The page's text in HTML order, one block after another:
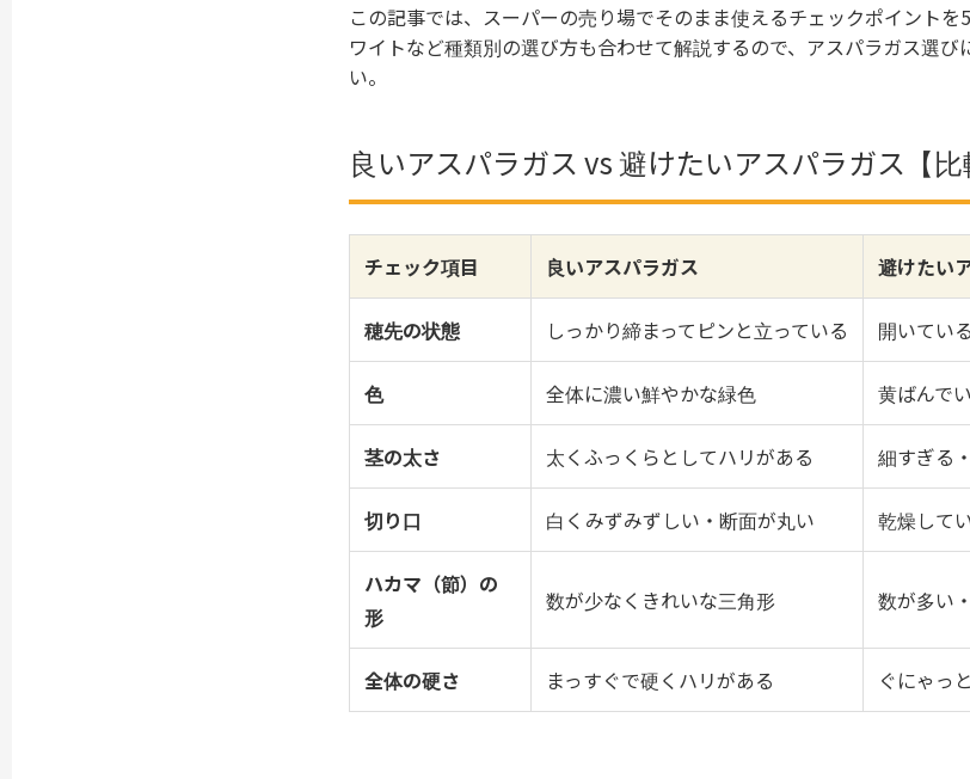
この記事では、スーパーの売り場でそのまま使えるチェックポイント
ワイトなど種類別の選び方も合わせて解説するので、アスパラガス選
い。
良いアスパラガス vs 避けたいアスパラガス【比
チェック項目 良いアスパラガス 避けたい
穂先の状態 しっかり締まってピンと立っている 開いてい
色 全体に濃い鮮やかな緑色 黄ばんで
茎の太さ 太くふっくらとしてハリがある 細すぎる
切り口 白くみずみずしい・断面が丸い 乾燥して
ハカマ（節）の
形
数が少なくきれいな三角形 数が多い
全体の硬さ まっすぐで硬くハリがある ぐにゃっ